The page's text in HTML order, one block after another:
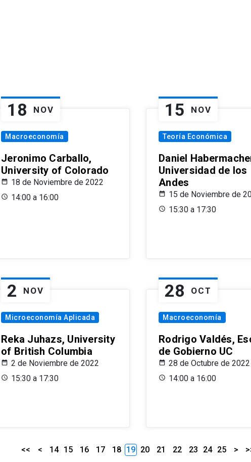
18 NOV
Macroeconomía
Jeronimo Carballo,
University of Colorado
18 de Noviembre de 2022
14:00 a 16:00
15 NOV
Teoría Económica
Daniel
Universidad de los
Andes
15 de Noviembre de
15:30 a 17:30
2 NOV
Microeconomía Aplicada
Reka Juhazs, University
of British Columbia
2 de Noviembre de 2022
15:30 a 17:30
28 OCT
Macroeconomía
Rodrigo Valdés,
de Gobierno UC
28 de Octubre de 2022
14:00 a 16:00
<< < 14 15 16 17 18 19 20 21 22 23 24 25 >